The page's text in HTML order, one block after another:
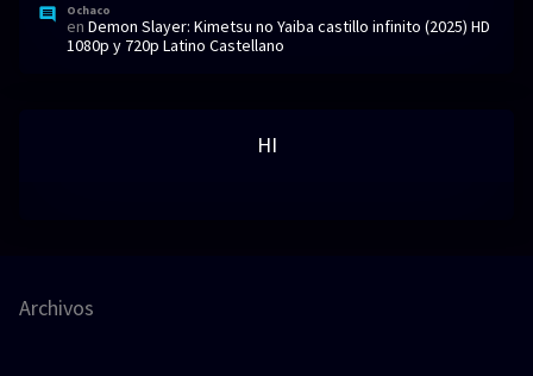
Ochaco
en Demon Slayer: Kimetsu no Yaiba castillo infinito (2025) HD
1080p y 720p Latino Castellano
HI
Archivos